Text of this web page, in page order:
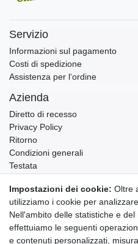
Servizio
Informazioni sul pagamento
Costi di spedizione
Assistenza per l‘ordine
Azienda
Diretto di recesso
Privacy Policy
Ritorno
Condizioni generali
Testata
Annullare l'ordine
Notizie sui materiali
Montessori.
Impostazioni dei cookie: Oltre
utilizziamo i cookie per
Nell'ambito delle statistiche e
effettuiamo le seguenti
e contenuti personalizzati,